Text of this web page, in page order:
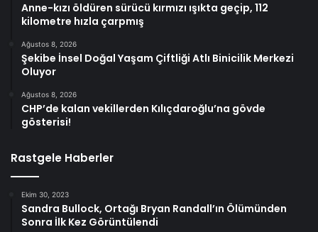
Anne-kızı öldüren sürücü kırmızı ışıkta geçip, 112
kilometre hızla çarpmış
Ağustos 8, 2026
Şekibe İnsel Doğal Yaşam Çiftliği Atlı Binicilik Merkezi
Oluyor
Ağustos 8, 2026
CHP’de kalan vekillerden Kılıçdaroğlu’na gövde
gösterisi!
Rastgele Haberler
Ekim 30, 2023
Sandra Bullock, Ortağı Bryan Randall’ın Ölümünden
Sonra İlk Kez Görüntülendi